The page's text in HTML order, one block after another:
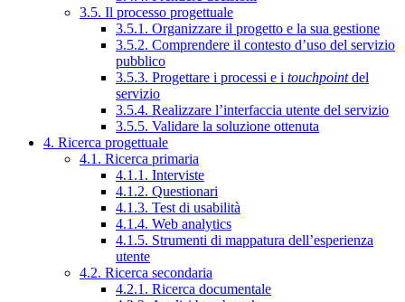
3.5. Il processo progettuale
3.5.1. Organizzare il progetto e la sua gestione
3.5.2. Comprendere il contesto d’uso del servizio
pubblico
3.5.3. Progettare i processi e i touchpointdel
servizio
3.5.4. Realizzare l’interfaccia utente del servizio
3.5.5. Validare la soluzione ottenuta
4. Ricerca progettuale
4.1. Ricerca primaria
4.1.1. Interviste
4.1.2. Questionari
4.1.3. Test di usabilità
4.1.4. Web analytics
4.1.5. Strumenti di mappatura dell’esperienza
utente
4.2. Ricerca secondaria
4.2.1. Ricerca documentale